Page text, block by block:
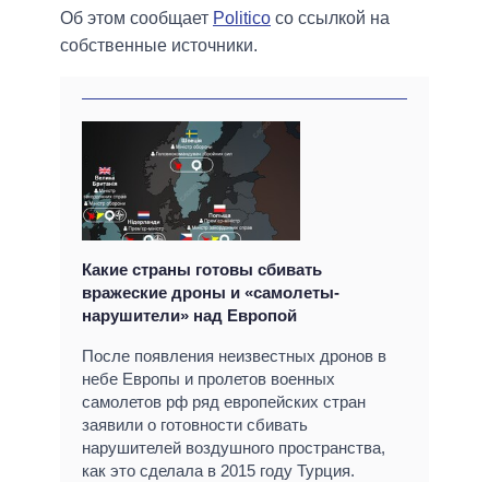
Об этом сообщает Politico со ссылкой на
собственные источники.
Какие страны готовы сбивать
вражеские дроны и «самолеты-
нарушители» над Европой
После появления неизвестных дронов в
небе Европы и пролетов военных
самолетов рф ряд европейских стран
заявили о готовности сбивать
нарушителей воздушного пространства,
как это сделала в 2015 году Турция.